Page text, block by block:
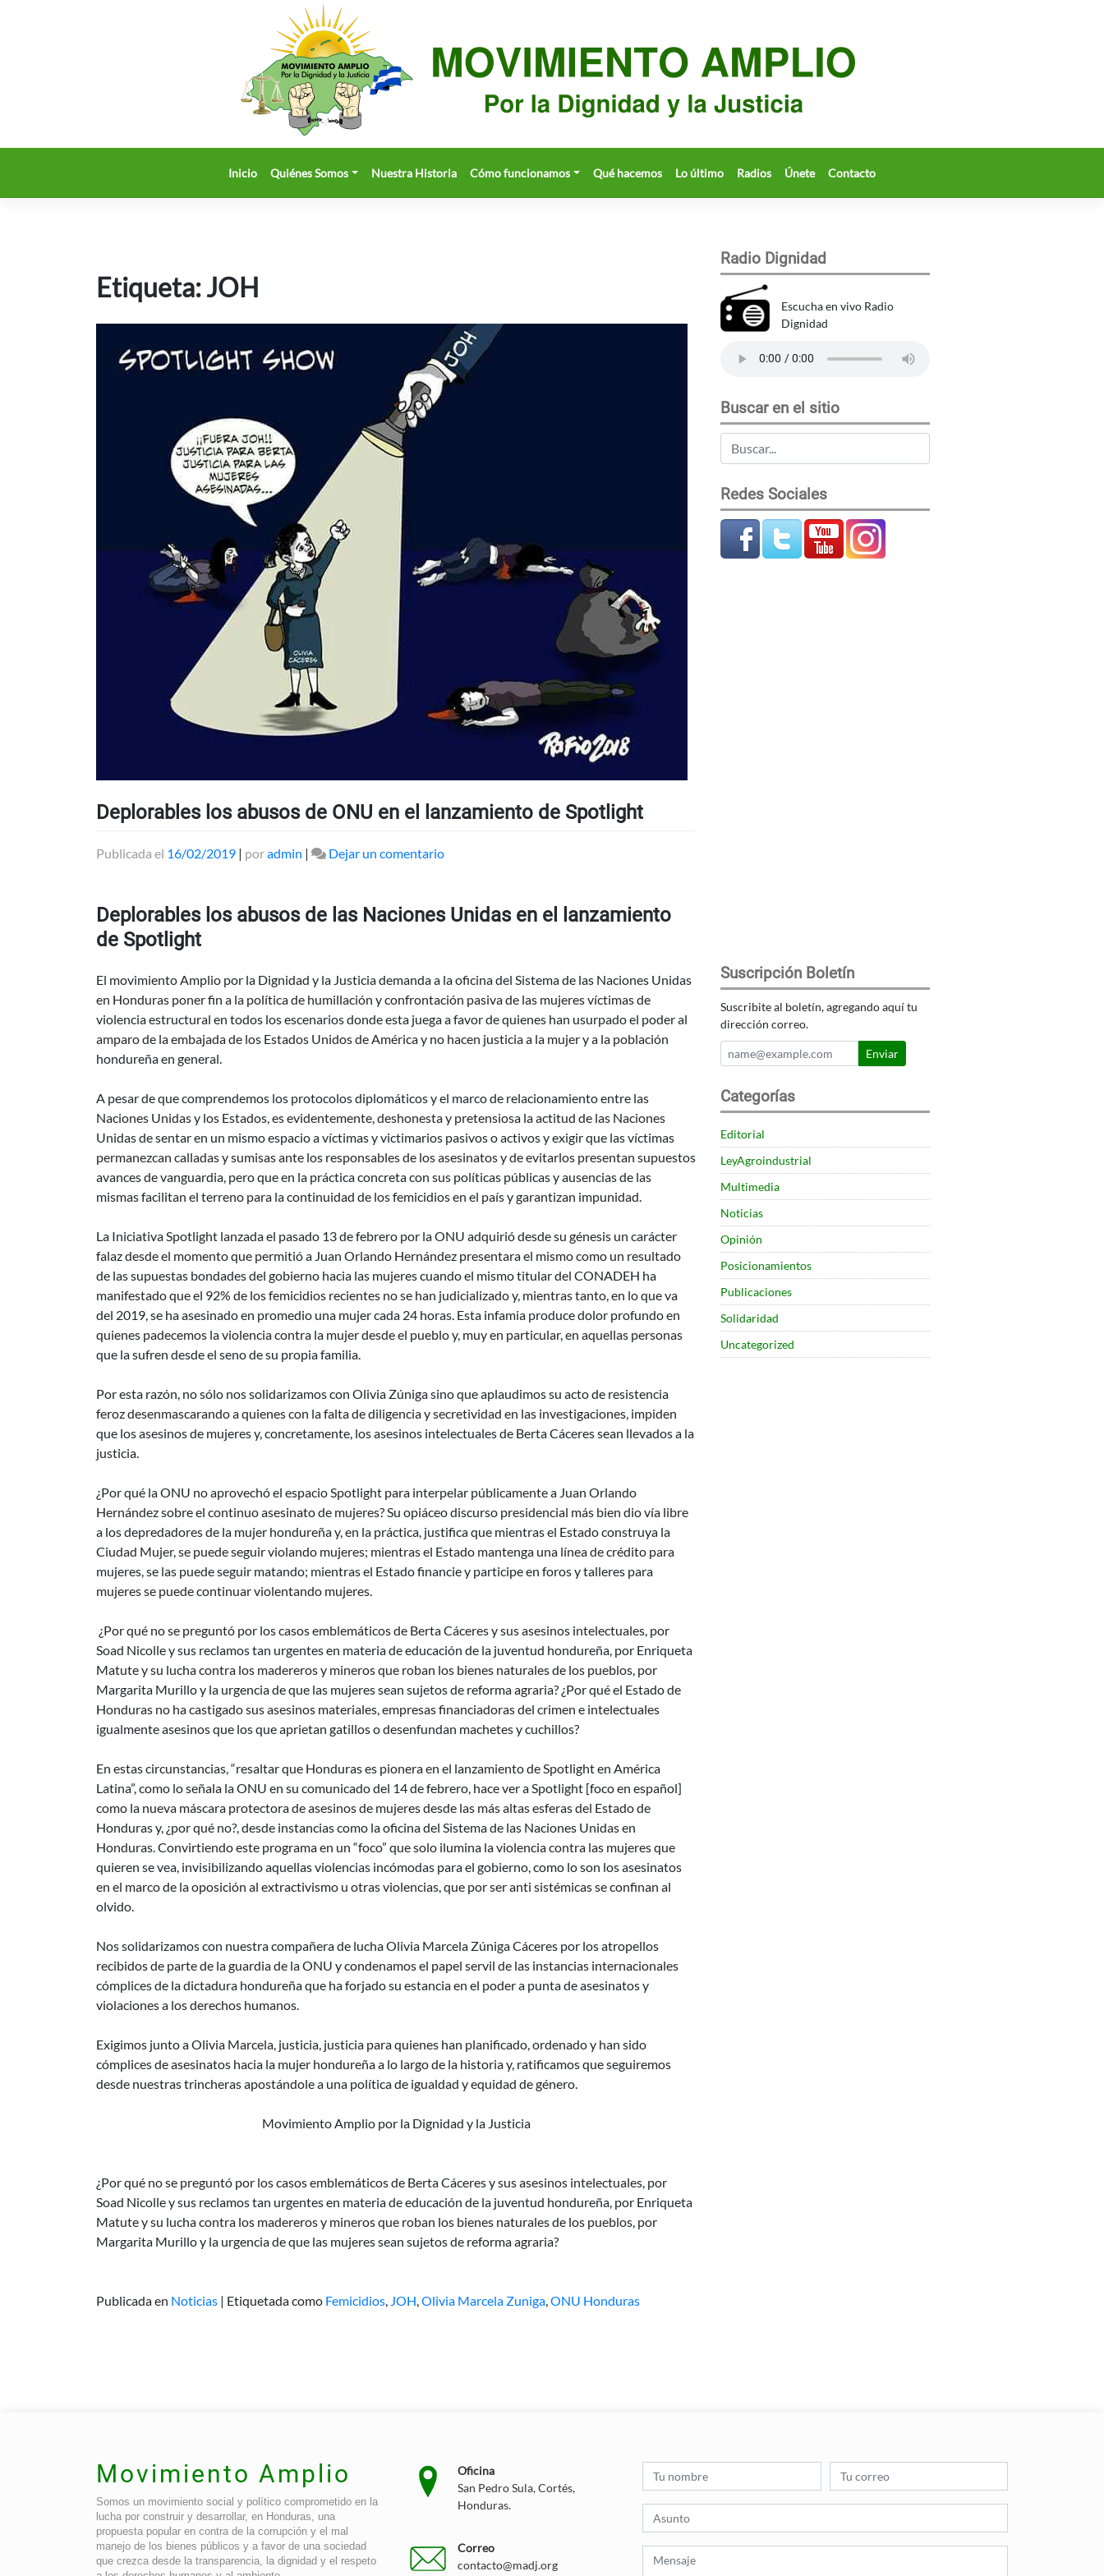
Inicio Quiénes Somos Nuestra Historia Cómo funcionamos Qué hacemos Lo último Radios Únete Contacto
Etiqueta:JOH
Deplorables los abusos de ONU en el lanzamiento de Spotlight
Publicada el 16/02/2019 | poradmin | Dejar un comentarioen
abusos
el
lanzamiento
de
Spotlight
Deplorables los abusos de las Naciones Unidas en el lanzamiento
de Spotlight
El movimiento Amplio por la Dignidad y la Justicia demanda a la oficina del Sistema de las Naciones Unidas
en Honduras poner fin a la política de humillación y confrontación pasiva de las mujeres víctimas de
violencia estructural en todos los escenarios donde esta juega a favor de quienes han usurpado el poder al
amparo de la embajada de los Estados Unidos de América y no hacen justicia a la mujer y a la población
hondureña en general.
A pesar de que comprendemos los protocolos diplomáticos y el marco de relacionamiento entre las
Naciones Unidas y los Estados, es evidentemente, deshonesta y pretensiosa la actitud de las Naciones
Unidas de sentar en un mismo espacio a víctimas y victimarios pasivos o activos y exigir que las víctimas
permanezcan calladas y sumisas ante los responsables de los asesinatos y de evitarlos presentan supuestos
avances de vanguardia, pero que en la práctica concreta con sus políticas públicas y ausencias de las
mismas facilitan el terreno para la continuidad de los femicidios en el país y garantizan impunidad.
La Iniciativa Spotlight lanzada el pasado 13 de febrero por la ONU adquirió desde su génesis un carácter
falaz desde el momento que permitió a Juan Orlando Hernández presentara el mismo como un resultado
de las supuestas bondades del gobierno hacia las mujeres cuando el mismo titular del CONADEH ha
manifestado que el 92% de los femicidios recientes no se han judicializado y, mientras tanto, en lo que va
del 2019, se ha asesinado en promedio una mujer cada 24 horas. Esta infamia produce dolor profundo en
quienes padecemos la violencia contra la mujer desde el pueblo y, muy en particular, en aquellas personas
que la sufren desde el seno de su propia familia.
Por esta razón, no sólo nos solidarizamos con Olivia Zúniga sino que aplaudimos su acto de resistencia
feroz desenmascarando a quienes con la falta de diligencia y secretividad en las investigaciones, impiden
que los asesinos de mujeres y, concretamente, los asesinos intelectuales de Berta Cáceres sean llevados a la
justicia.
¿Por qué la ONU no aprovechó el espacio Spotlight para interpelar públicamente a Juan Orlando
Hernández sobre el continuo asesinato de mujeres? Su opiáceo discurso presidencial más bien dio vía libre
a los depredadores de la mujer hondureña y, en la práctica, justifica que mientras el Estado construya la
Ciudad Mujer, se puede seguir violando mujeres; mientras el Estado mantenga una línea de crédito para
mujeres, se las puede seguir matando; mientras el Estado financie y participe en foros y talleres para
mujeres se puede continuar violentando mujeres.
¿Por qué no se preguntó por los casos emblemáticos de Berta Cáceres y sus asesinos intelectuales, por
Soad Nicolle y sus reclamos tan urgentes en materia de educación de la juventud hondureña, por Enriqueta
Matute y su lucha contra los madereros y mineros que roban los bienes naturales de los pueblos, por
Margarita Murillo y la urgencia de que las mujeres sean sujetos de reforma agraria? ¿Por qué el Estado de
Honduras no ha castigado sus asesinos materiales, empresas financiadoras del crimen e intelectuales
igualmente asesinos que los que aprietan gatillos o desenfundan machetes y cuchillos?
En estas circunstancias, “resaltar que Honduras es pionera en el lanzamiento de Spotlight en América
Latina”, como lo señala la ONU en su comunicado del 14 de febrero, hace ver a Spotlight [foco en español]
como la nueva máscara protectora de asesinos de mujeres desde las más altas esferas del Estado de
Honduras y, ¿por qué no?, desde instancias como la oficina del Sistema de las Naciones Unidas en
Honduras. Convirtiendo este programa en un “foco” que solo ilumina la violencia contra las mujeres que
quieren se vea, invisibilizando aquellas violencias incómodas para el gobierno, como lo son los asesinatos
en el marco de la oposición al extractivismo u otras violencias, que por ser anti sistémicas se confinan al
olvido.
Nos solidarizamos con nuestra compañera de lucha Olivia Marcela Zúniga Cáceres por los atropellos
recibidos de parte de la guardia de la ONU y condenamos el papel servil de las instancias internacionales
cómplices de la dictadura hondureña que ha forjado su estancia en el poder a punta de asesinatos y
violaciones a los derechos humanos.
Exigimos junto a Olivia Marcela, justicia, justicia para quienes han planificado, ordenado y han sido
cómplices de asesinatos hacia la mujer hondureña a lo largo de la historia y, ratificamos que seguiremos
desde nuestras trincheras apostándole a una política de igualdad y equidad de género.
Movimiento Amplio por la Dignidad y la Justicia
¿Por qué no se preguntó por los casos emblemáticos de Berta Cáceres y sus asesinos intelectuales, por
Soad Nicolle y sus reclamos tan urgentes en materia de educación de la juventud hondureña, por Enriqueta
Matute y su lucha contra los madereros y mineros que roban los bienes naturales de los pueblos, por
Margarita Murillo y la urgencia de que las mujeres sean sujetos de reforma agraria?
Publicada en Noticias | Etiquetada como Femicidios, JOH,Olivia Marcela Zuniga,ONU Honduras
Radio Dignidad
Escucha en vivo Radio
Dignidad
Buscar en el sitio
Redes Sociales
Suscripción Boletín
Suscribite al boletín, agregando aquí tu
dirección correo.
Enviar
Categorías
Editorial
LeyAgroindustrial
Multimedia
Noticias
Opinión
Posicionamientos
Publicaciones
Solidaridad
Uncategorized
Movimiento Amplio
Somos un movimiento social y político comprometido en la
lucha por construir y desarrollar, en Honduras, una
propuesta popular en contra de la corrupción y el mal
manejo de los bienes públicos y a favor de una sociedad
que crezca desde la transparencia, la dignidad y el respeto
Oficina
San Pedro Sula, Cortés,
Honduras.
Correo
contacto@madj.org